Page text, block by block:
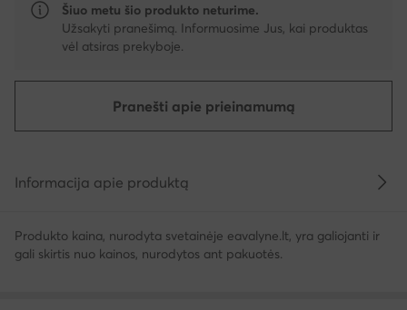
Šiuo metu šio produkto neturime.
Užsakyti pranešimą. Informuosime Jus, kai produktas
vėl atsiras prekyboje.
Pranešti apie prieinamumą
Informacija apie produktą
Produkto kaina, nurodyta svetainėje eavalyne.lt, yra galiojanti ir
gali skirtis nuo kainos, nurodytos ant pakuotės.